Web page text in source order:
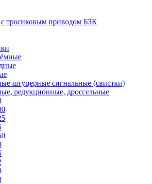
тросиковым приводом БЗК
штуцерные сигнальные (свистки)
редукционные, дроссельные